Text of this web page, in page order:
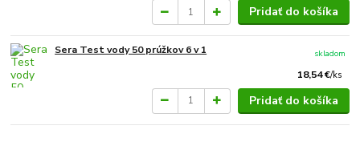
Pridať do košíka
Sera Test vody 50 prúžkov 6 v 1
18,54 €/ks
skladom
Pridať do košíka